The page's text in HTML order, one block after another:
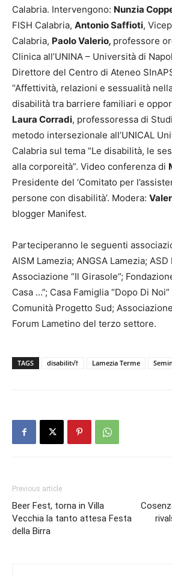
Calabria. Intervengono: Nunzia
FISH Calabria, Antonio Saffioti,
Calabria, Paolo Valerio, professore
Clinica all’UNINA – Università di
Direttore del Centro di Ateneo
“Affettività, relazioni e sessualità
disabilità tra barriere familiari e
Laura Corradi, professoressa di
metodo intersezionale all’UNICAL
Calabria sul tema “Le disabilità, le
alla corporeità”. Video conferenza di
Presidente del ‘Comitato per
persone con disabilità’. Modera:
blogger Manifest.
Parteciperanno le seguenti
AISM Lamezia; ANGSA Lamezia;
Associazione “Il Girasole”;
Casa …”; Casa Famiglia “Dopo Di
Comunità Progetto Sud;
Forum Lametino del terzo settore.
TAGS disabilit√† Lamezia Terme
Previous article
Beer Fest, torna in Villa
Vecchia la tanto attesa Festa
della Birra